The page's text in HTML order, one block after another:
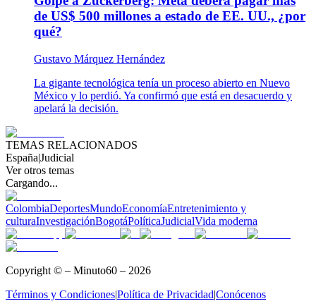
de US$ 500 millones a estado de EE. UU., ¿por
qué?
Gustavo Márquez Hernández
La gigante tecnológica tenía un proceso abierto en Nuevo
México y lo perdió. Ya confirmó que está en desacuerdo y
apelará la decisión.
TEMAS RELACIONADOS
España|Judicial
Ver otros temas
Cargando...
ColombiaDeportesMundoEconomíaEntretenimiento y
culturaInvestigaciónBogotáPolíticaJudicialVida moderna
Copyright © – Minuto60 – 2026
Términos y Condiciones|Política de Privacidad|Conócenos